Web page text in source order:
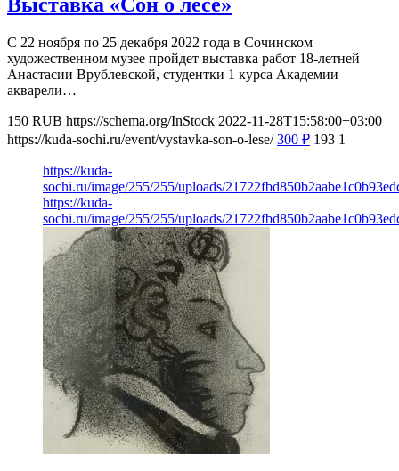
Выставка «Сон о лесе»
С 22 ноября по 25 декабря 2022 года в Сочинском
художественном музее пройдет выставка работ 18-летней
Анастасии Врублевской, студентки 1 курса Академии
акварели…
150 RUB https://schema.org/InStock 2022-11-28T15:58:00+03:00
https://kuda-sochi.ru/event/vystavka-son-o-lese/ 300 ₽ 193 1
https://kuda-
sochi.ru/image/255/255/uploads/
https://kuda-
sochi.ru/image/255/255/uploads/